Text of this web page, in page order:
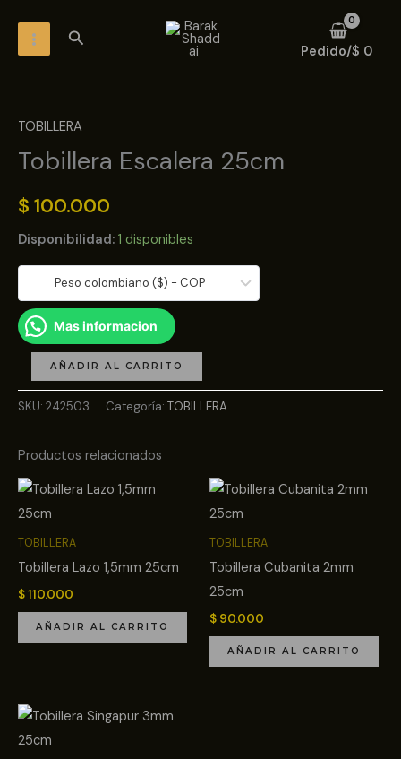
contenidoMENU
Buscar
Pedido/$ 0
TOBILLERA
Tobillera Escalera 25cm
$ 100.000
Disponibilidad: 1 disponibles
Peso colombiano ($) - COP
Mas informacion
25cm
cantidad
AÑADIR AL CARRITO
SKU: 242503 Categoría: TOBILLERA
Productos relacionados
TOBILLERA
Tobillera Lazo 1,5mm 25cm
$110.000
AÑADIR AL CARRITO
TOBILLERA
Tobillera Cubanita 2mm
25cm
$ 90.000
AÑADIR AL CARRITO